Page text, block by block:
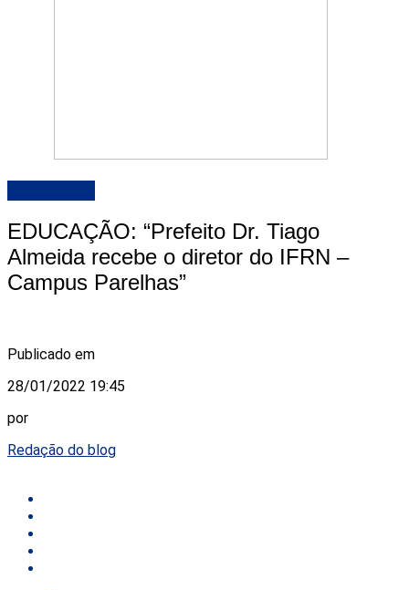
EDUCAÇÃO: “Prefeito Dr. Tiago
Almeida recebe o diretor do IFRN –
Campus Parelhas”
Publicado em
28/01/2022 19:45
por
Redação do blog